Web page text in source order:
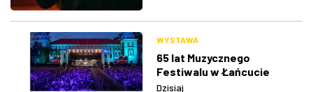
WYSTAWA
65 lat Muzycznego
Festiwalu w Łańcucie
Dzisiaj